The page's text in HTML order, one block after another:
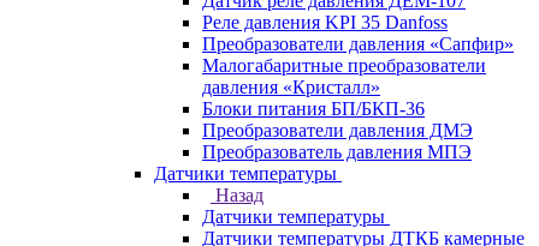
Реле давления KPI 35 Danfoss
Преобразователи давления «Сапфир»
Малогабаритные преобразователи
давления «Кристалл»
Блоки питания БП/БКП-36
Преобразователи давления ДМЭ
Преобразователь давления МПЭ
Датчики температуры
Назад
Датчики температуры
Датчики температуры ДТКБ камерные